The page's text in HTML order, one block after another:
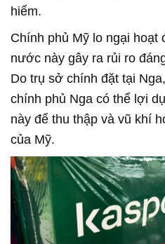
hiểm.
Chính phủ Mỹ lo ngại hoạt
nước này gây ra rủi ro
Do trụ sở chính đặt tại
chính phủ Nga có thể lợi
này để thu thập và vũ khí
của Mỹ.